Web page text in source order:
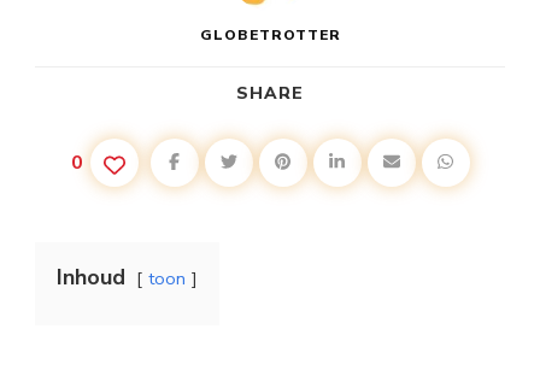
GLOBETROTTER
SHARE
0
Inhoud toon